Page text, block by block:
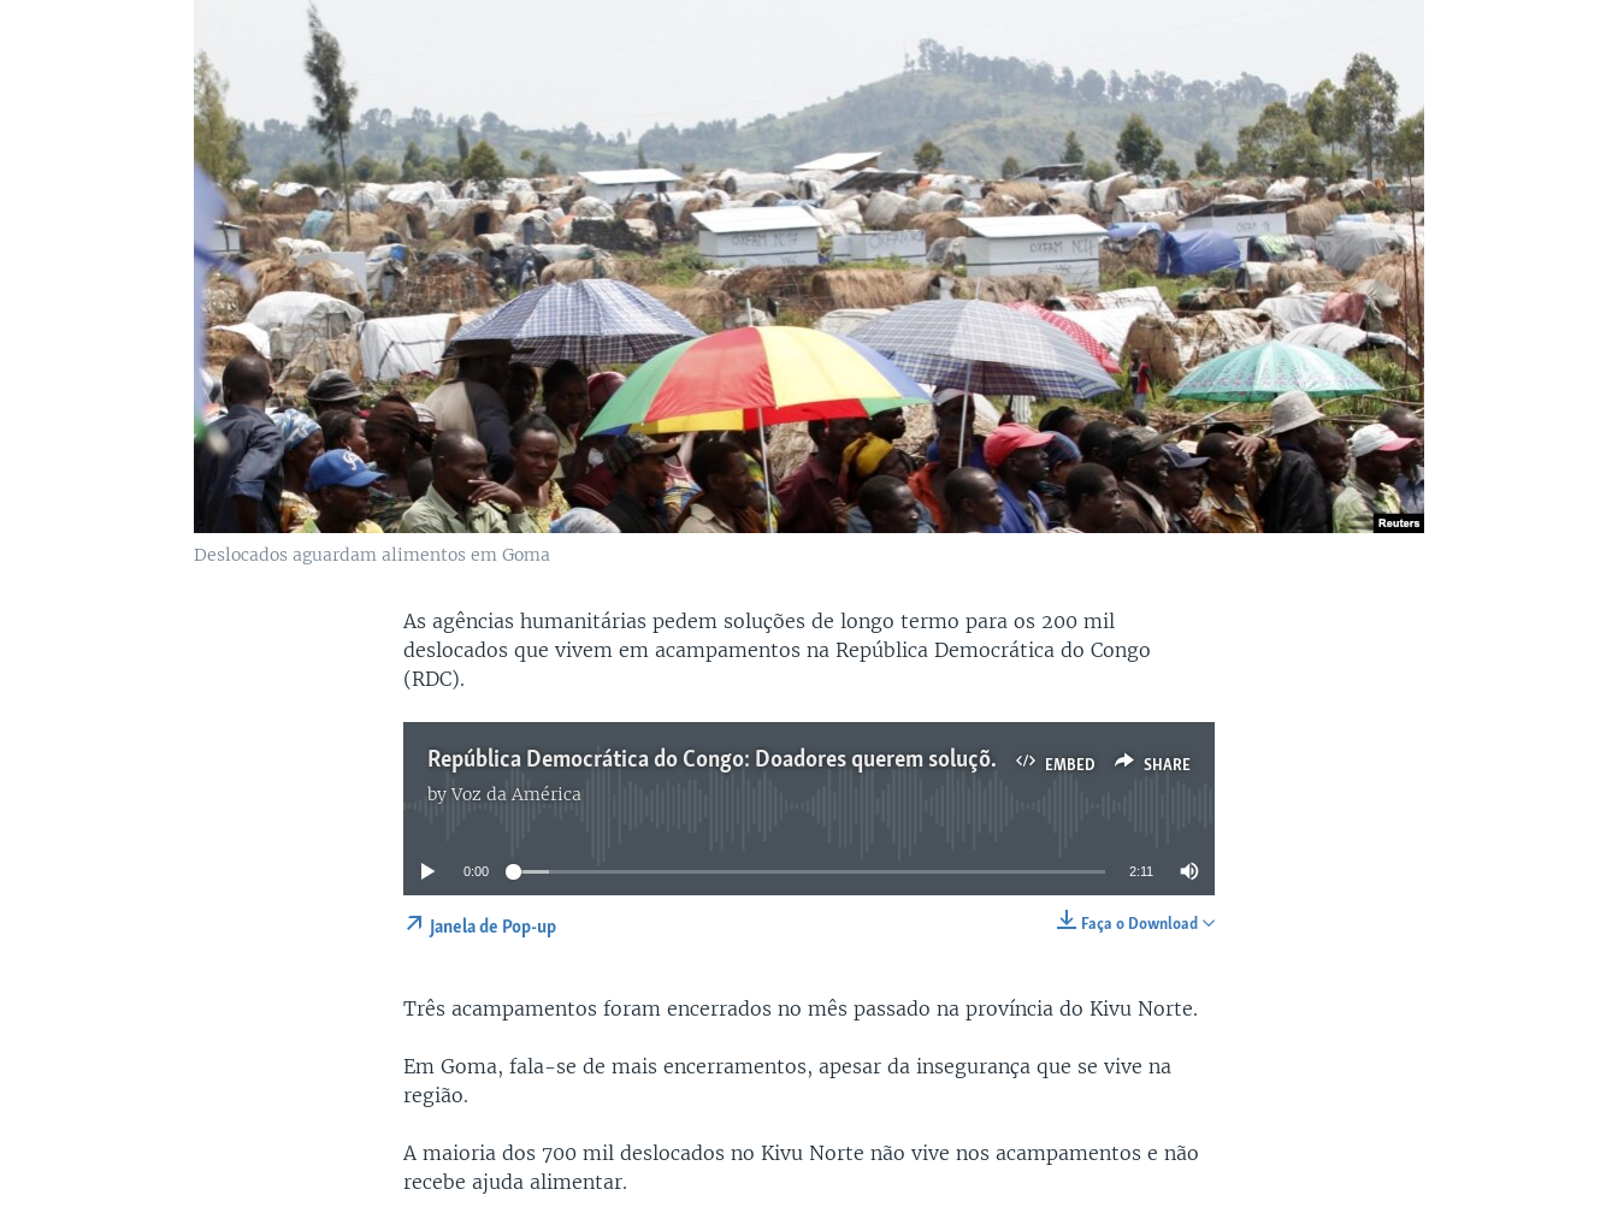
Deslocados aguardam alimentos em Goma
As agências humanitárias pedem soluções de longo termo para os 200 mil
deslocados que vivem em acampamentos na República Democrática do Congo
(RDC).
EMBED SHARE
República Democrática do Congo: Doadores querem soluções de longo termo para ajudar os deslocados - 2:11
byVoz da América
0:00 2:11
Faça o Download
Janela de Pop-up
Três acampamentos foram encerrados no mês passado na província do Kivu Norte.
Em Goma, fala-se de mais encerramentos, apesar da insegurança que se vive na
região.
A maioria dos 700 mil deslocados no Kivu Norte não vive nos acampamentos e não
recebe ajuda alimentar.